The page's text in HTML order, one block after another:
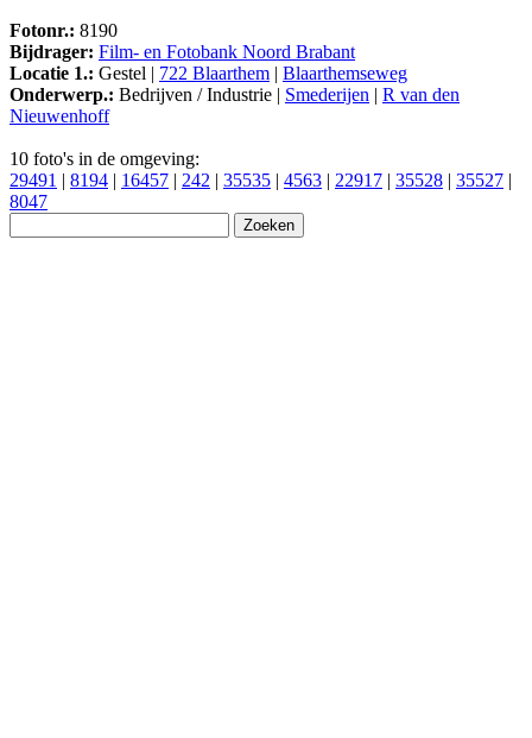
Fotonr.: 8190
Bijdrager: Film- en Fotobank Noord Brabant
Locatie 1.: Gestel | 722 Blaarthem | Blaarthemseweg
Onderwerp.: Bedrijven / Industrie | Smederijen | R van den
Nieuwenhoff
10 foto's in de omgeving:
29491 | 8194 | 16457 | 242 | 35535 | 4563 | 22917 | 35528 | 35527 |
8047